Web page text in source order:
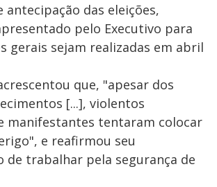
antecipação das eleições,
pelo Executivo para
gerais sejam realizadas em abril
que, "apesar dos
[...], violentos
manifestantes tentaram colocar
e reafirmou seu
de trabalhar pela segurança de